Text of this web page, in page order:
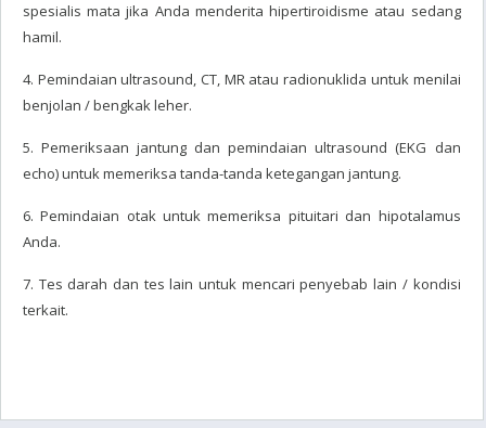
spesialis mata jika Anda menderita hipertiroidisme atau sedang
hamil.
4. Pemindaian ultrasound, CT, MR atau radionuklida untuk menilai
benjolan / bengkak leher.
5. Pemeriksaan jantung dan pemindaian ultrasound (EKG dan
echo) untuk memeriksa tanda-tanda ketegangan jantung.
6. Pemindaian otak untuk memeriksa pituitari dan hipotalamus
Anda.
7. Tes darah dan tes lain untuk mencari penyebab lain / kondisi
terkait.